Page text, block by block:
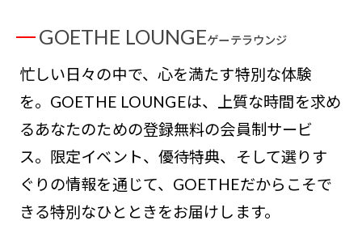
GOETHE LOUNGEゲーテラウンジ
忙しい日々の中で、心を満たす特別な体験
を。GOETHE LOUNGEは、上質な時間を求め
るあなたのための登録無料の会員制サービ
ス。限定イベント、優待特典、そして選りす
ぐりの情報を通じて、GOETHEだからこそで
きる特別なひとときをお届けします。